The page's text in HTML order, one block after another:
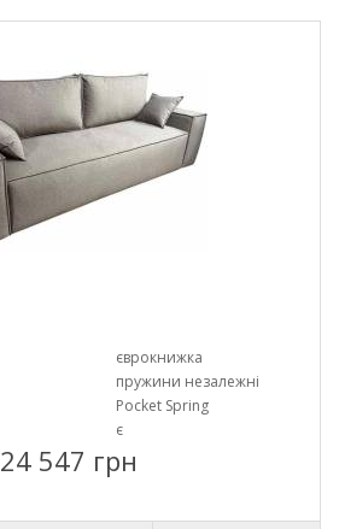
єврокнижка
пружини незалежні
Pocket Spring
є
24 547 грн